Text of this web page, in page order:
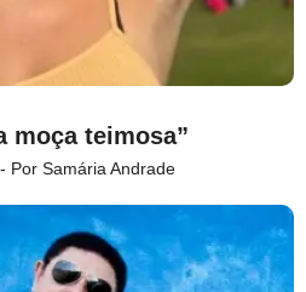
moça teimosa”
Por Samária Andrade